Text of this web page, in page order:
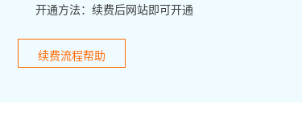
开通方法：续费后网站即可开通
续费流程帮助